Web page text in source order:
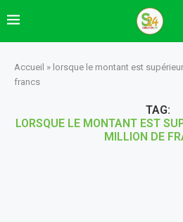
Accueil » lorsque le montant est
francs
TAG:
LORSQUE LE MONTANT EST
MILLION DE